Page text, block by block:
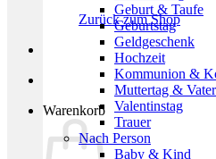
Zurück zum Shop
Warenkorb
Geburt & Taufe
Geburtstag
Geldgeschenk
Hochzeit
Kommunion &
Muttertag &
Valentinstag
Trauer
Nach Person
Baby & Kind